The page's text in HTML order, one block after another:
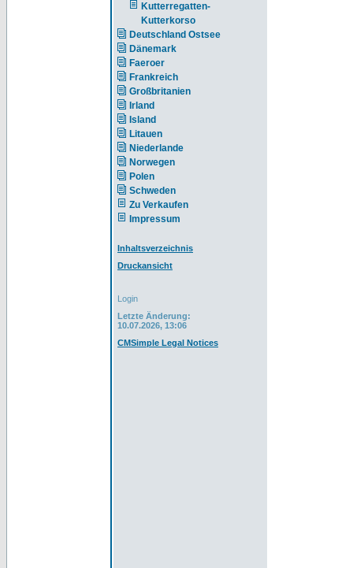
Kutterregatten-
Kutterkorso
Deutschland Ostsee
Dänemark
Faeroer
Frankreich
Großbritanien
Irland
Island
Litauen
Niederlande
Norwegen
Polen
Schweden
Zu Verkaufen
Impressum
Inhaltsverzeichnis
Druckansicht
Login
Letzte Änderung:
10.07.2026, 13:06
CMSimple Legal Notices